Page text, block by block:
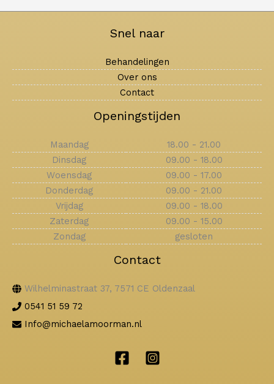
Snel naar
Behandelingen
Over ons
Contact
Openingstijden
Maandag
18.00 - 21.00
Dinsdag
09.00 - 18.00
Woensdag
09.00 - 17.00
Donderdag
09.00 - 21.00
Vrijdag
09.00 - 18.00
Zaterdag
09.00 - 15.00
Zondag
gesloten
Contact
Wilhelminastraat 37, 7571 CE Oldenzaal
0541 51 59 72
Info@michaelamoorman.nl